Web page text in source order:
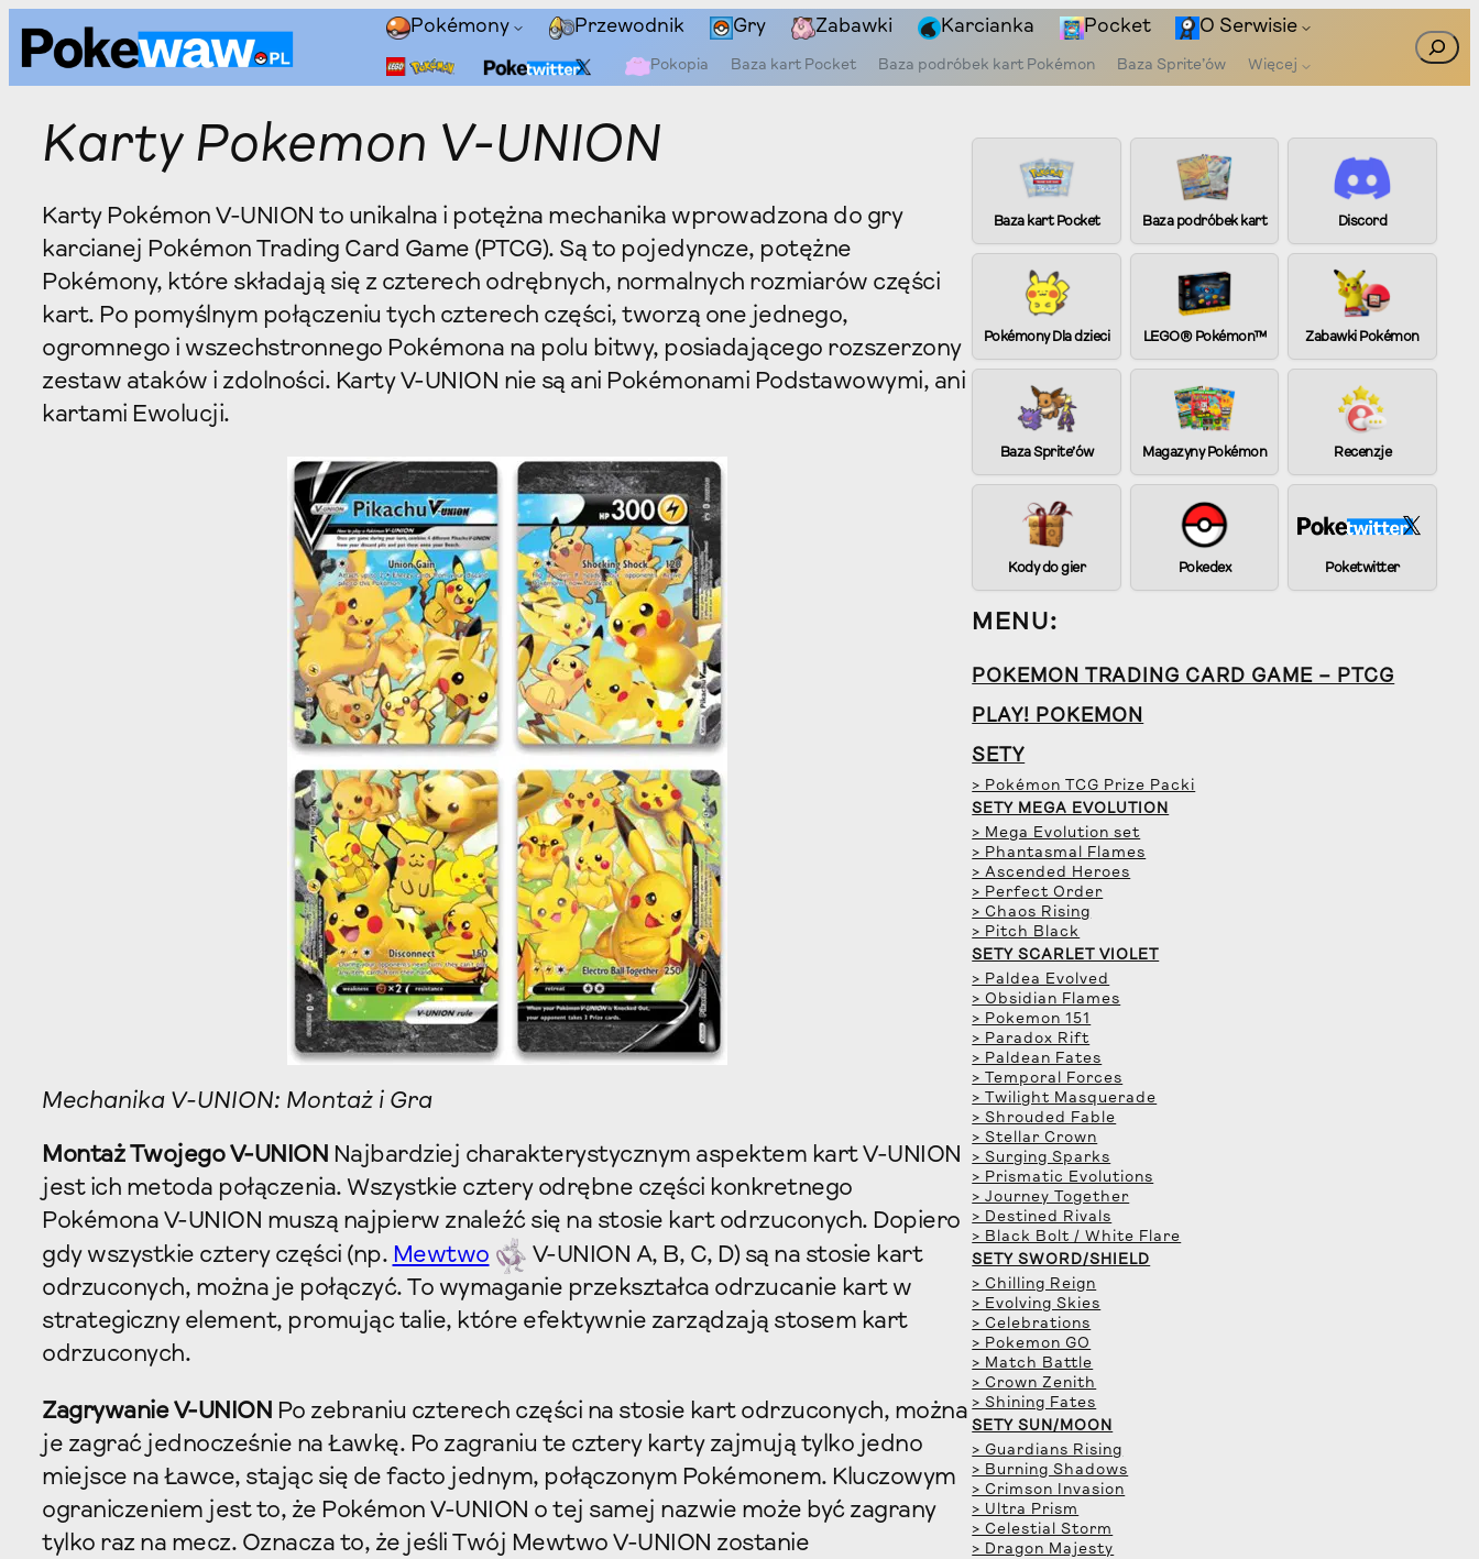
Przejdź
do
treści
Pokémony Przewodnik Gry Zabawki Karcianka Pocket O Serwisie
Pokopia Baza kart Pocket Baza podróbek kart Pokémon Baza Sprite’ów Więcej
Szukaj
Karty Pokemon V-UNION
Karty Pokémon V-UNION to unikalna i potężna mechanika wprowadzona do gry
karcianej Pokémon Trading Card Game (PTCG). Są to pojedyncze, potężne
Pokémony, które składają się z czterech odrębnych, normalnych rozmiarów części
kart. Po pomyślnym połączeniu tych czterech części, tworzą one jednego,
ogromnego i wszechstronnego Pokémona na polu bitwy, posiadającego rozszerzony
zestaw ataków i zdolności. Karty V-UNION nie są ani Pokémonami Podstawowymi, ani
kartami Ewolucji.
Mechanika V-UNION: Montaż i Gra
Montaż Twojego V-UNION Najbardziej charakterystycznym aspektem kart V-UNION
jest ich metoda połączenia. Wszystkie cztery odrębne części konkretnego
Pokémona V-UNION muszą najpierw znaleźć się na stosie kart odrzuconych. Dopiero
gdy wszystkie cztery części (np. Mewtwo
V-UNION A, B, C, D) są na stosie kart
odrzuconych, można je połączyć. To wymaganie przekształca odrzucanie kart w
strategiczny element, promując talie, które efektywnie zarządzają stosem kart
odrzuconych.
Zagrywanie V-UNION Po zebraniu czterech części na stosie kart odrzuconych, można
je zagrać jednocześnie na Ławkę. Po zagraniu te cztery karty zajmują tylko jedno
miejsce na Ławce, stając się de facto jednym, połączonym Pokémonem. Kluczowym
ograniczeniem jest to, że Pokémon V-UNION o tej samej nazwie może być zagrany
tylko raz na mecz. Oznacza to, że jeśli Twój Mewtwo V-UNION zostanie
Baza kart Pocket Baza podróbek kart Discord
Pokémony Dla dzieci LEGO® Pokémon™ Zabawki Pokémon
Baza Sprite’ów Magazyny Pokémon Recenzje
Kody do gier Pokedex Poketwitter
MENU:
POKEMON TRADING CARD GAME – PTCG
PLAY! POKEMON
SETY
> Pokémon TCG Prize Packi
SETY MEGA EVOLUTION
> Mega Evolution set
> Phantasmal Flames
> Ascended Heroes
> Perfect Order
> Chaos Rising
> Pitch Black
SETY SCARLET VIOLET
> Paldea Evolved
> Obsidian Flames
> Pokemon 151
> Paradox Rift
> Paldean Fates
> Temporal Forces
> Twilight Masquerade
> Shrouded Fable
> Stellar Crown
> Surging Sparks
> Prismatic Evolutions
> Journey Together
> Destined Rivals
> Black Bolt / White Flare
SETY SWORD/SHIELD
> Chilling Reign
> Evolving Skies
> Celebrations
> Pokemon GO
> Match Battle
> Crown Zenith
> Shining Fates
SETY SUN/MOON
> Guardians Rising
> Burning Shadows
> Crimson Invasion
> Ultra Prism
> Celestial Storm
> Dragon Majesty